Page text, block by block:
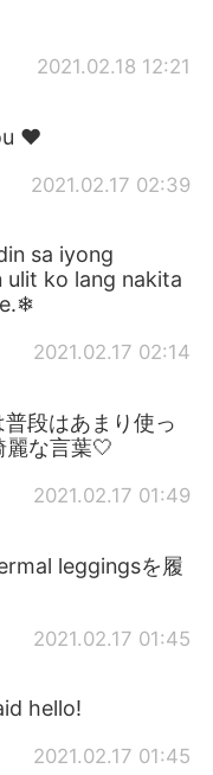
2021.02.18 12:21
❤️
2021.02.17 02:39
sa iyong
ko lang nakita
2021.02.17 02:14
段はあまり使っ
な言葉🤍
2021.02.17 01:49
leggingsを履
2021.02.17 01:45
hello!
2021.02.17 01:45